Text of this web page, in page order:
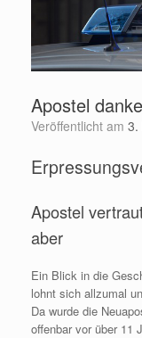
Apostel
Veröffentlicht am 3.
Apostel
aber
Ein Blick in die
lohnt sich allzumal
Da wurde die
offenbar vor über 11